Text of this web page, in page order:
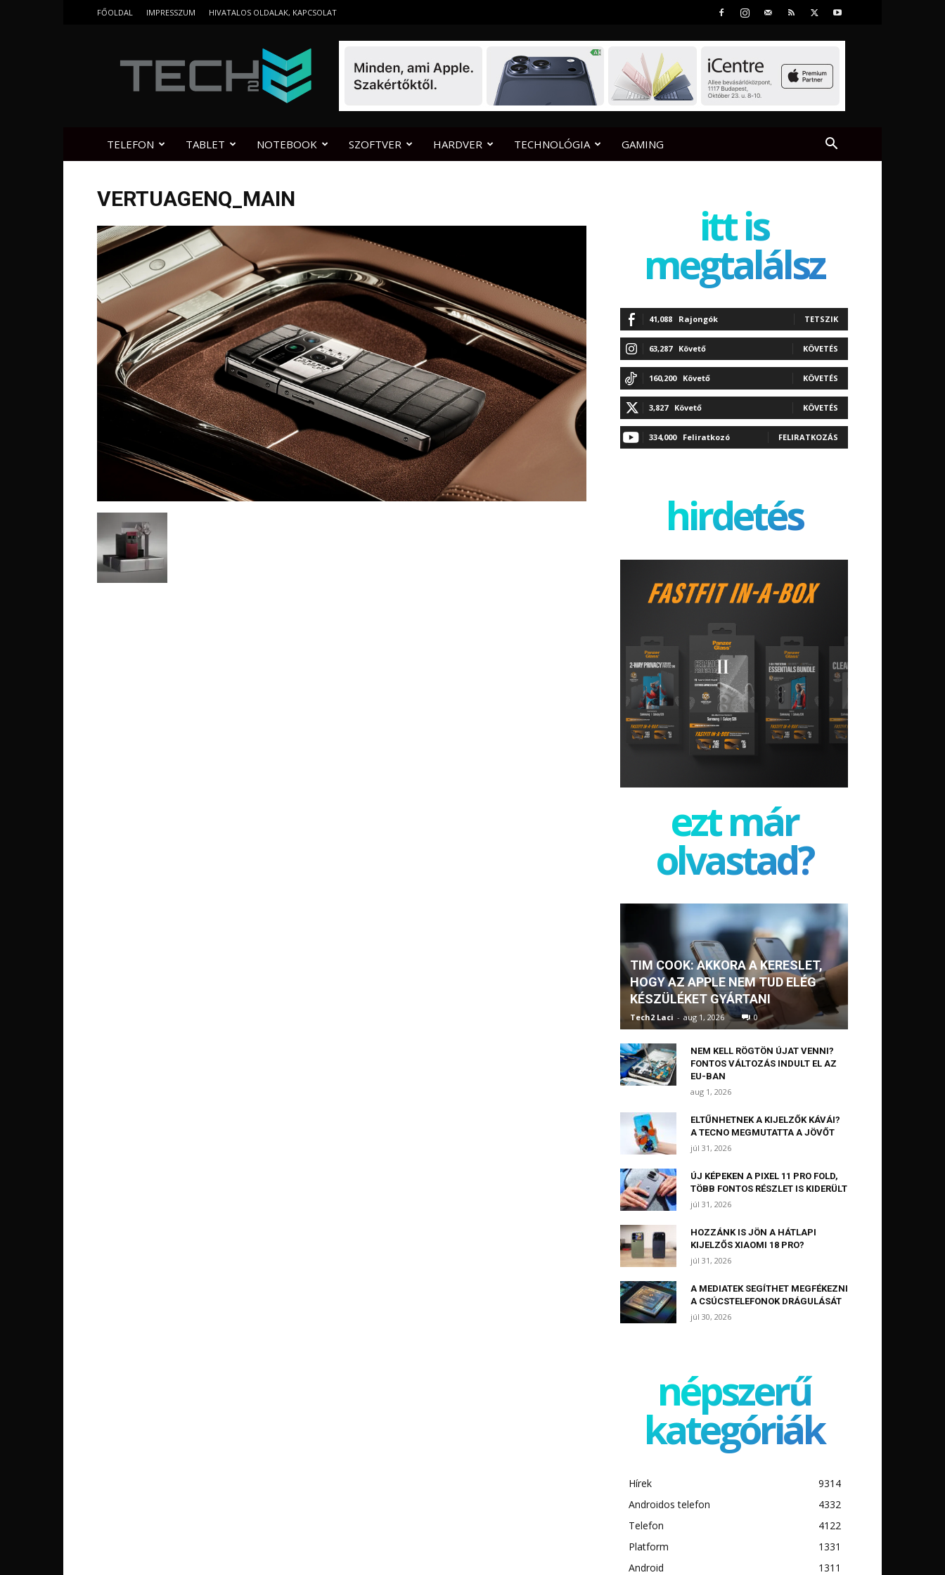
FŐOLDAL IMPRESSZUM HIVATALOS OLDALAK, KAPCSOLAT
TELEFON TABLET NOTEBOOK SZOFTVER HARDVER TECHNOLÓGIA GAMING
VERTUAGENQ_MAIN
itt is
megtalálsz
41,088 Rajongók TETSZIK
63,287 Követő KÖVETÉS
160,200 Követő KÖVETÉS
3,827 Követő KÖVETÉS
334,000 Feliratkozó FELIRATKOZÁS
hirdetés
ezt már
olvastad?
TIM COOK: AKKORA A KERESLET,
HOGY AZ APPLE NEM TUD ELÉG
KÉSZÜLÉKET GYÁRTANI
Tech2 Laci - aug 1, 2026 0
NEM KELL RÖGTÖN ÚJAT VENNI?
FONTOS VÁLTOZÁS INDULT EL AZ
EU-BAN
aug 1, 2026
ELTŰNHETNEK A KIJELZŐK KÁVÁI?
A TECNO MEGMUTATTA A JÖVŐT
júl 31, 2026
ÚJ KÉPEKEN A PIXEL 11 PRO FOLD,
TÖBB FONTOS RÉSZLET IS KIDERÜLT
júl 31, 2026
HOZZÁNK IS JÖN A HÁTLAPI
KIJELZŐS XIAOMI 18 PRO?
júl 31, 2026
A MEDIATEK SEGÍTHET MEGFÉKEZNI
A CSÚCSTELEFONOK DRÁGULÁSÁT
júl 30, 2026
népszerű
kategóriák
Hírek
9314
Androidos telefon
4332
Telefon
4122
Platform
1331
Android
1311